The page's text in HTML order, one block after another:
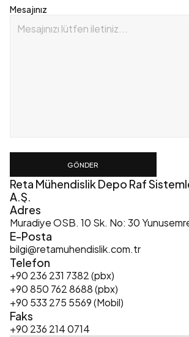
Mesajınız
GÖNDER
Reta Mühendislik Depo Raf
A.Ş.
Adres
Muradiye OSB. 10 Sk. No: 30
E-Posta
bilgi@retamuhendislik.com.tr
Telefon
+90 236 231 7382 (pbx)
+90 850 762 8688 (pbx)
+90 533 275 5569 (Mobil)
Faks
+90 236 214 0714